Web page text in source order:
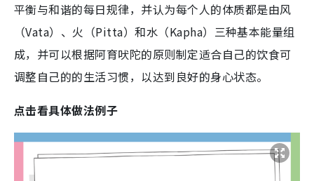
平衡与和谐的每日规律，并认为每个人的体质都是由风
（Vata）、火（Pitta）和水（Kapha）三种基本能量组
成，并可以根据阿育吠陀的原则制定适合自己的饮食可
调整自己的的生活习惯，以达到良好的身心状态。
点击看具体做法例子